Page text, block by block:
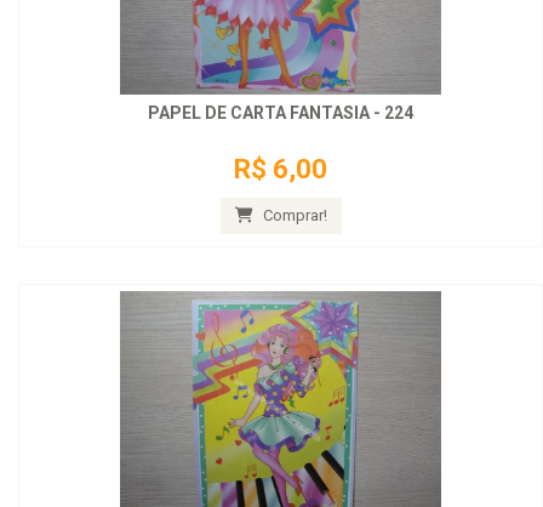
PAPEL DE CARTA FANTASIA - 224
R$ 6,00
Comprar!